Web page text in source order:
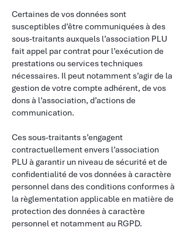
Certaines de vos données sont
susceptibles d’être communiquées à des
sous-traitants auxquels l’association PLU
fait appel par contrat pour l’exécution de
prestations ou services techniques
nécessaires. Il peut notamment s’agir de la
gestion de votre compte adhérent, de vos
dons à l’association, d’actions de
communication.
Ces sous-traitants s’engagent
contractuellement envers l’association
PLU à garantir un niveau de sécurité et de
confidentialité de vos données à caractère
personnel dans des conditions conformes à
la règlementation applicable en matière de
protection des données à caractère
personnel et notamment au RGPD.